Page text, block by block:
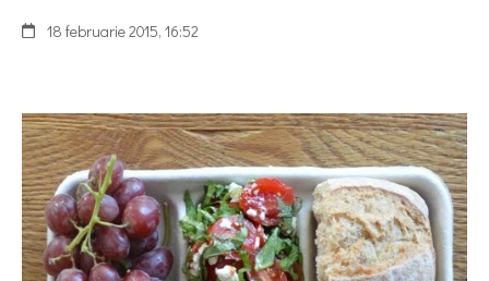
18 februarie 2015, 16:52